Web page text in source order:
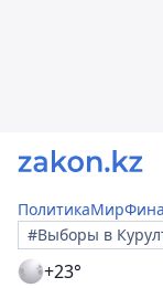
ПолитикаМир
#Выборы в
+23°